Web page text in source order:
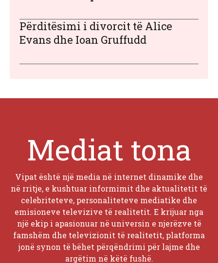
Përditësimi i divorcit të Alice
Evans dhe Ioan Gruffudd
Mediat tona
Vipat është një media në internet dinamike dhe
në rritje, e kushtuar informimit dhe aktualitetit të
celebriteteve, personaliteteve mediatike dhe
emisioneve televizive të realitetit. E krijuar nga
një ekip i apasionuar në universin e njerëzve të
famshëm dhe televizionit të realitetit, platforma
jonë synon të bëhet përqëndrimi për lajme dhe
argëtim në këtë fushë.